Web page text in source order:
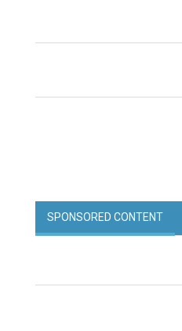
SPONSORED CONTENT